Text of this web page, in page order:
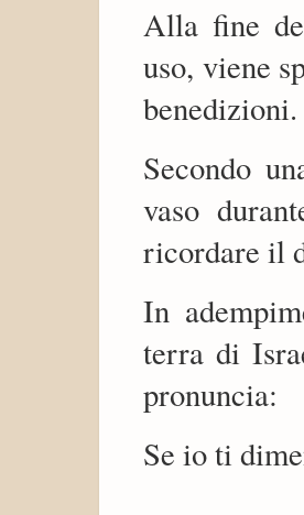
Alla fine
uso, viene
benedizioni.
Secondo
vaso
ricordare il
In
terra di
pronuncia:
Se io ti